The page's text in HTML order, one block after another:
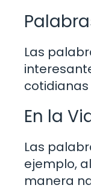
Las
En la
Las
ejemplo,
manera